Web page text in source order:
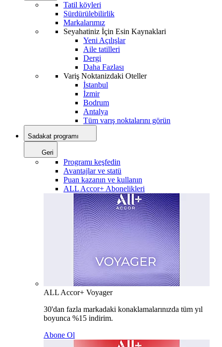
Tatil köyleri
Sürdürülebilirlik
Markalarımız
Seyahatiniz İçin Esin Kaynaklari
Yeni Açılışlar
Aile tatilleri
Dergi
Daha Fazlası
Variş Noktanizdaki Oteller
İstanbul
İzmir
Bodrum
Antalya
Tüm varış noktalarını görün
Sadakat programı
Geri
Programı keşfedin
Avantajlar ve statü
Puan kazanın ve kullanın
ALL Accor+ Abonelikleri
ALL Accor+ Voyager
30'dan fazla markadaki konaklamalarınızda tüm yıl
boyunca %15 indirim.
Abone Ol